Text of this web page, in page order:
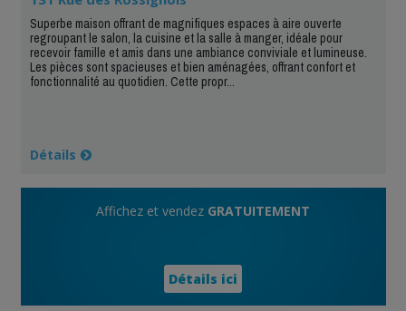
Superbe maison offrant de magnifiques espaces à aire ouverte
regroupant le salon, la cuisine et la salle à manger, idéale pour
recevoir famille et amis dans une ambiance conviviale et lumineuse.
Les pièces sont spacieuses et bien aménagées, offrant confort et
fonctionnalité au quotidien. Cette propr...
Détails
Affichez et vendez GRATUITEMENT
Détails ici